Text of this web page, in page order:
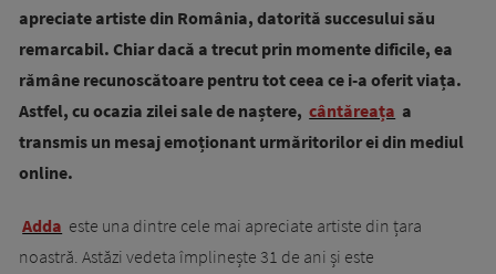
apreciate artiste din România, datorită succesului său
remarcabil. Chiar dacă a trecut prin momente dificile, ea
rămâne recunoscătoare pentru tot ceea ce i-a oferit viața.
Astfel, cu ocazia zilei sale de naștere, cântăreața a
transmis un mesaj emoționant urmăritorilor ei din mediul
online.
Adda este una dintre cele mai apreciate artiste din țara
noastră. Astăzi vedeta împlinește 31 de ani și este